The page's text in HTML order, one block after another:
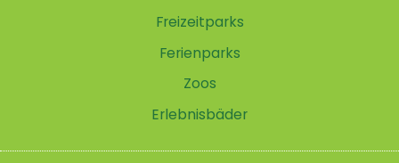
Freizeitparks
Ferienparks
Zoos
Erlebnisbäder